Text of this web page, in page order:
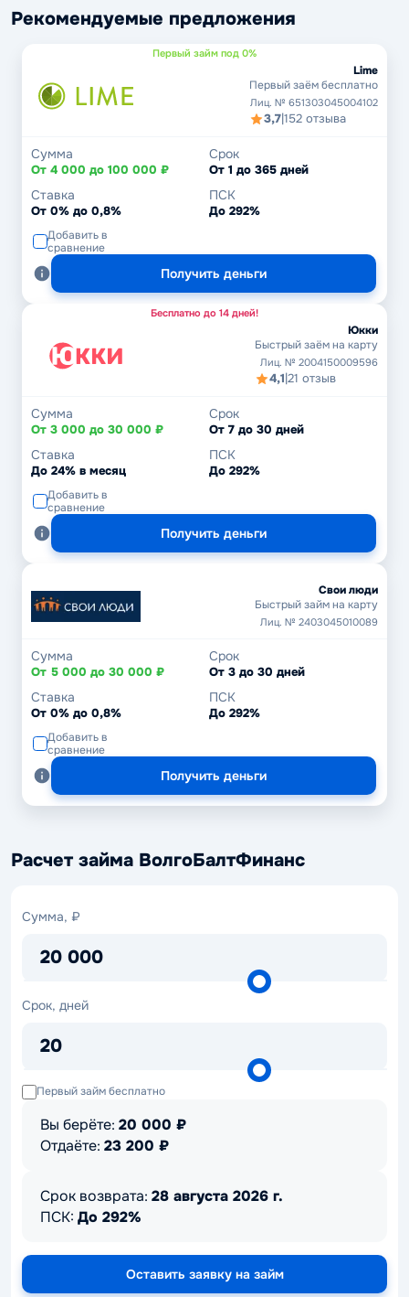
Рекомендуемые предложения
Первый займ под 0%
Lime
Первый заём бесплатно
Лиц. № 651303045004102
3,7|152 отзыва
Сумма
От 4 000 до 100 000 ₽
Срок
От 1 до 365 дней
Ставка
От 0% до 0,8%
ПСК
До 292%
Добавить в
сравнение
Получить деньги
Бесплатно до 14 дней!
Юкки
Быстрый заём на карту
Лиц. № 2004150009596
4,1|21 отзыв
Сумма
От 3 000 до 30 000 ₽
Срок
От 7 до 30 дней
Ставка
До 24% в месяц
ПСК
До 292%
Добавить в
сравнение
Получить деньги
Свои люди
Быстрый займ на карту
Лиц. № 2403045010089
Сумма
От 5 000 до 30 000 ₽
Срок
От 3 до 30 дней
Ставка
От 0% до 0,8%
ПСК
До 292%
Добавить в
сравнение
Получить деньги
Расчет займа ВолгоБалтФинанс
Сумма, ₽
20 000
Сумма,
Срок, дней
20
Срок,
Первый займ бесплатно
Вы берёте: 20 000 ₽
Отдаёте: 23 200 ₽
Срок возврата: 28 августа 2026 г.
ПСК: До 292%
Оставить заявку на займ